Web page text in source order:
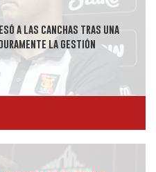
a las canchas tras una
la gestión